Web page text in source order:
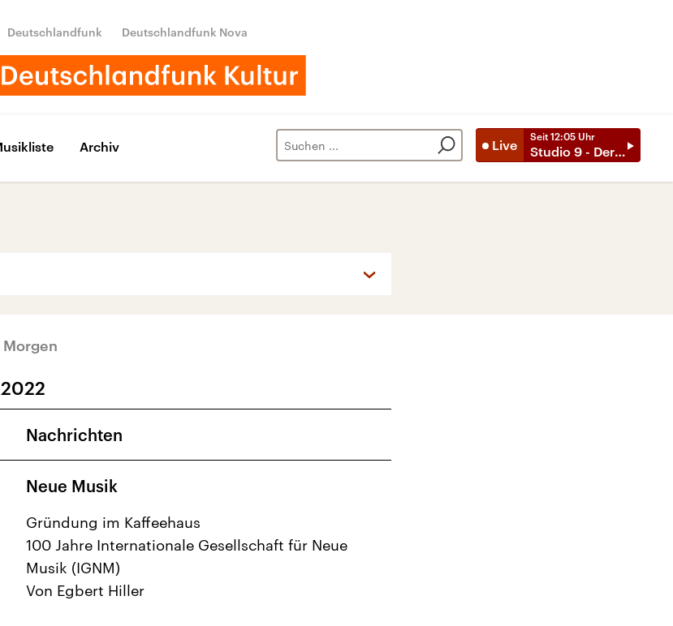
Deutschlandfunk Deutschlandfunk Nova
Live
Seit 12:05 Uhr
Studio 9 - Der Tag mit
Archiv
Mi
19
26 27 28
2 3 4 5
Morgen
Nachrichten
Neue Musik
Gründung im Kaffeehaus
100 Jahre Internationale Gesellschaft für Neue
Musik (IGNM)
Von Egbert Hiller